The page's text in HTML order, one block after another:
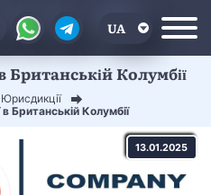
UA
EN
Британській Колумбії
Юрисдикції
Британській Колумбії
13.01.2025